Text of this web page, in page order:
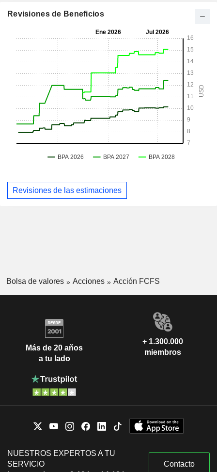
Revisiones de Beneficios
Revisiones de las estimaciones
Bolsa de valores Acciones Acción FCFS
Más de 20 años
a tu lado
+ 1.300.000
miembros
NUESTROS EXPERTOS A TU
SERVICIO
Contacto